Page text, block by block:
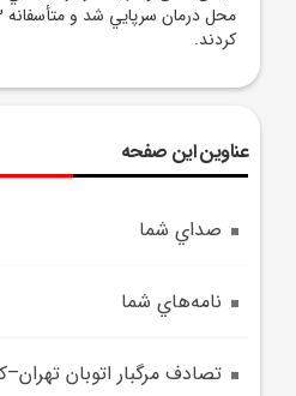
کردند.
عناوین این صفحه
صداي شما
نامه‌هاي شما